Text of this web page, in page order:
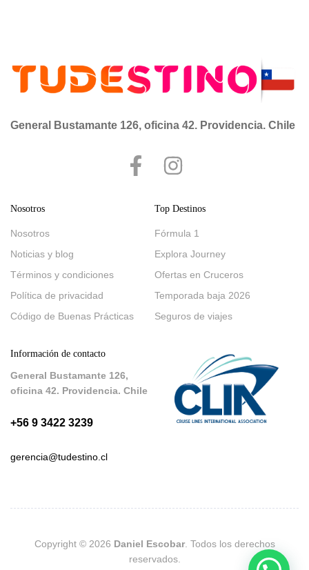
General Bustamante 126, oficina 42. Providencia. Chile
Nosotros
Nosotros
Noticias y blog
Términos y condiciones
Política de privacidad
Código de Buenas Prácticas
Top Destinos
Fórmula 1
Explora Journey
Ofertas en Cruceros
Temporada baja 2026
Seguros de viajes
Información de contacto
General Bustamante 126,
oficina 42. Providencia. Chile
+56 9 3422 3239
gerencia@tudestino.cl
Copyright © 2026 Daniel Escobar. Todos los derechos
reservados.